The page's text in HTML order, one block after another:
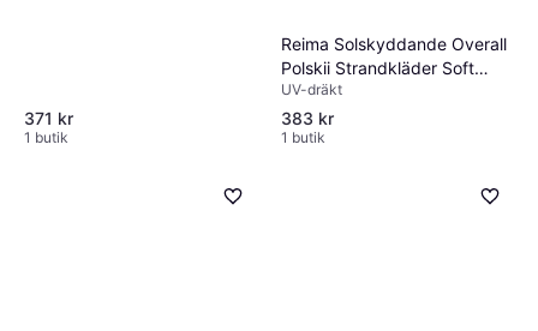
371 kr
1 butik
Reima Solskyddande Overall
Polskii Strandkläder Soft
Coral - Red
UV-dräkt
383 kr
1 butik